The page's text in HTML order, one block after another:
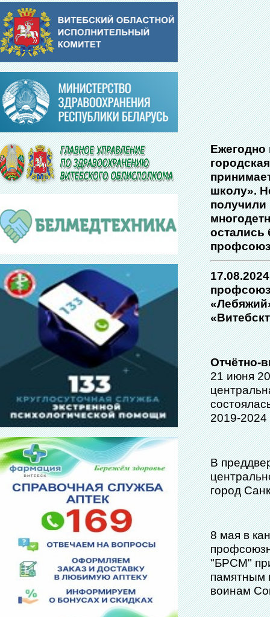
Ежегодно
школу».
получили
остались
Отчётно-
21 июня
2019-2024
В
город
8 мая в
"БРСМ"
памятным
воинам